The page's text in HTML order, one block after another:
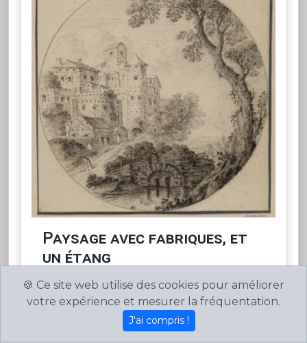
Paysage avec fabriques, et
un étang
par Louis Silvestre
🍪 Ce site web utilise des cookies pour améliorer
votre expérience et mesurer la fréquentation.
J'ai compris !